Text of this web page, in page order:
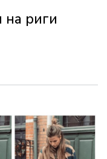
на риги